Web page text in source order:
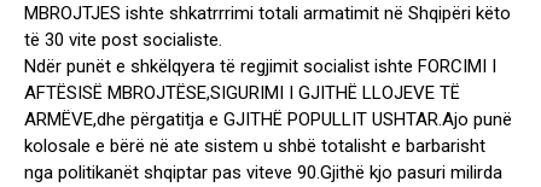
MBROJTJES ishte shkatrrrimi totali armatimit në Shqipëri këto
të 30 vite post socialiste.
Ndër punët e shkëlqyera të regjimit socialist ishte FORCIMI I
AFTËSISË MBROJTËSE,SIGURIMI I GJITHË LLOJEVE TË
ARMËVE,dhe përgatitja e GJITHË POPULLIT USHTAR.Ajo punë
kolosale e bërë në ate sistem u shbë totalisht e barbarisht
nga politikanët shqiptar pas viteve 90.Gjithë kjo pasuri milirda